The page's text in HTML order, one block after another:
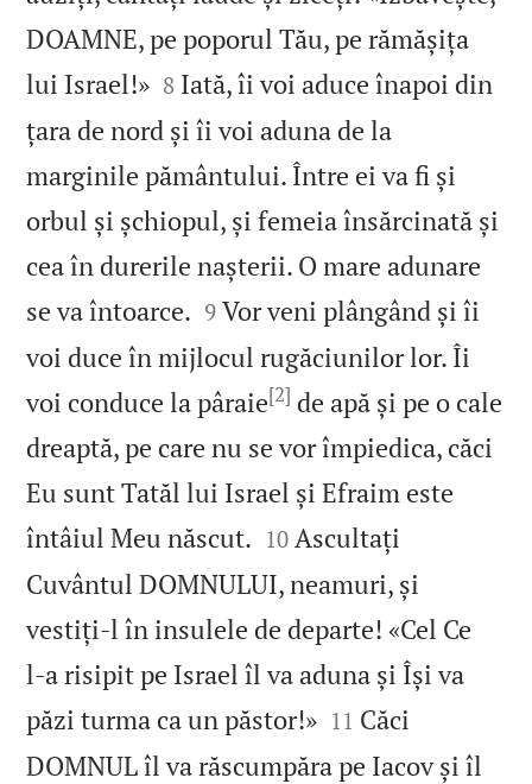
DOAMNE, pe poporul Tău, pe rămășița
lui Israel!»
8 Iată, îi voi aduce înapoi din
țara de nord și îi voi aduna de la
marginile pământului. Între ei va fi și
orbul și șchiopul, și femeia însărcinată și
cea în durerile nașterii. O mare adunare
se va întoarce. 

9 Vor veni plângând și îi
voi duce în mijlocul rugăciunilor lor. Îi
voi conduce la pâraie[2] de apă și pe o cale
dreaptă, pe care nu se vor împiedica, căci
Eu sunt Tatăl lui Israel și Efraim este
întâiul Meu născut. 

10 Ascultați
Cuvântul DOMNULUI, neamuri, și
vestiți‑l în insulele de departe! «Cel Ce
l‑a risipit pe Israel îl va aduna și Își va
păzi turma ca un păstor!»
11 Căci
DOMNUL îl va răscumpăra pe Iacov și îl